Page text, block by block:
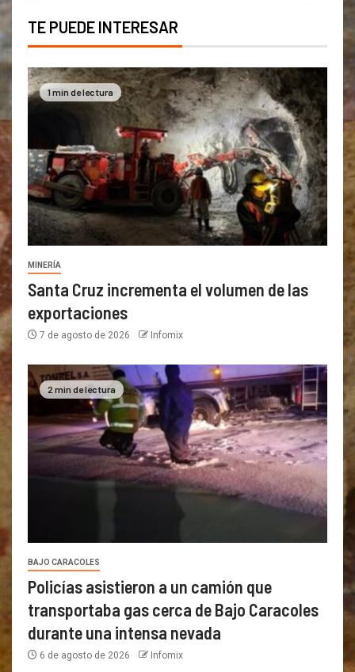
TE PUEDE INTERESAR
1 min de lectura
MINERÍA
Santa Cruz incrementa el volumen de las
exportaciones
7 de agosto de 2026 Infomix
2 min de lectura
BAJO CARACOLES
Policías asistieron a un camión que
transportaba gas cerca de Bajo Caracoles
durante una intensa nevada
6 de agosto de 2026 Infomix